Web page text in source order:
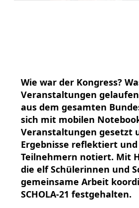
Wie war der Kongress?
Veranstaltungen
aus dem gesamten
sich mit mobilen
Veranstaltungen gesetzt
Ergebnisse reflektiert
Teilnehmern notiert. Mit
die elf Schülerinnen und
gemeinsame Arbeit
SCHOLA-21 festgehalten.